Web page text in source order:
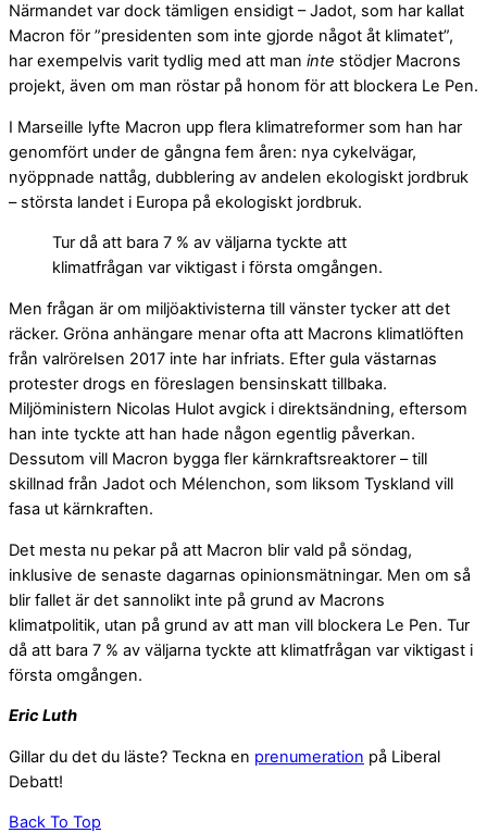
Närmandet var dock tämligen ensidigt – Jadot, som har kallat
Macron för ”presidenten som inte gjorde något åt klimatet”,
har exempelvis varit tydlig med att man inte stödjer Macrons
projekt, även om man röstar på honom för att blockera Le Pen.
I Marseille lyfte Macron upp flera klimatreformer som han har
genomfört under de gångna fem åren: nya cykelvägar,
nyöppnade nattåg, dubblering av andelen ekologiskt jordbruk
– största landet i Europa på ekologiskt jordbruk.
Tur då att bara 7 % av väljarna tyckte att
klimatfrågan var viktigast i första omgången.
Men frågan är om miljöaktivisterna till vänster tycker att det
räcker. Gröna anhängare menar ofta att Macrons klimatlöften
från valrörelsen 2017 inte har infriats. Efter gula västarnas
protester drogs en föreslagen bensinskatt tillbaka.
Miljöministern Nicolas Hulot avgick i direktsändning, eftersom
han inte tyckte att han hade någon egentlig påverkan.
Dessutom vill Macron bygga fler kärnkraftsreaktorer – till
skillnad från Jadot och Mélenchon, som liksom Tyskland vill
fasa ut kärnkraften.
Det mesta nu pekar på att Macron blir vald på söndag,
inklusive de senaste dagarnas opinionsmätningar. Men om så
blir fallet är det sannolikt inte på grund av Macrons
klimatpolitik, utan på grund av att man vill blockera Le Pen. Tur
då att bara 7 % av väljarna tyckte att klimatfrågan var viktigast i
första omgången.
Eric Luth
Gillar du det du läste? Teckna en prenumeration på Liberal
Debatt!
Back To Top